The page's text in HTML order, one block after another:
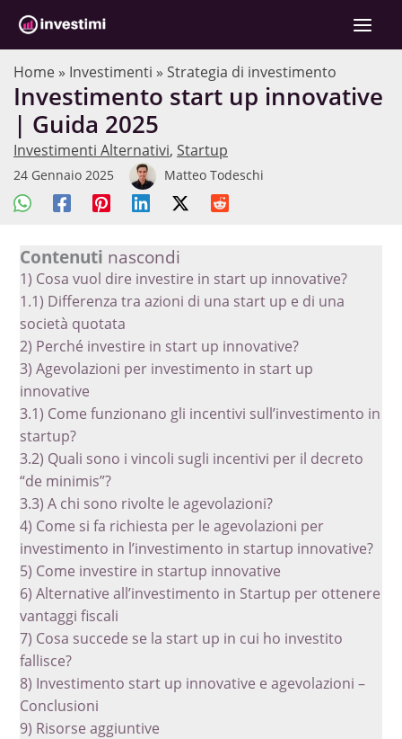
contenuto
Home » Investimenti » Strategia di investimento
Investimento start up innovative
| Guida 2025
Investimenti Alternativi, Startup
24 Gennaio 2025 Matteo Todeschi
Contenuti nascondi
1) Cosa vuol dire investire in start up innovative?
1.1) Differenza tra azioni di una start up e di una
società quotata
2) Perché investire in start up innovative?
3) Agevolazioni per investimento in start up
innovative
3.1) Come funzionano gli incentivi sull’investimento in
startup?
3.2) Quali sono i vincoli sugli incentivi per il decreto
“de minimis”?
3.3) A chi sono rivolte le agevolazioni?
4) Come si fa richiesta per le agevolazioni per
investimento in l’investimento in startup innovative?
5) Come investire in startup innovative
6) Alternative all’investimento in Startup per ottenere
vantaggi fiscali
7) Cosa succede se la start up in cui ho investito
fallisce?
8) Investimento start up innovative e agevolazioni –
Conclusioni
9) Risorse aggiuntive
C
r